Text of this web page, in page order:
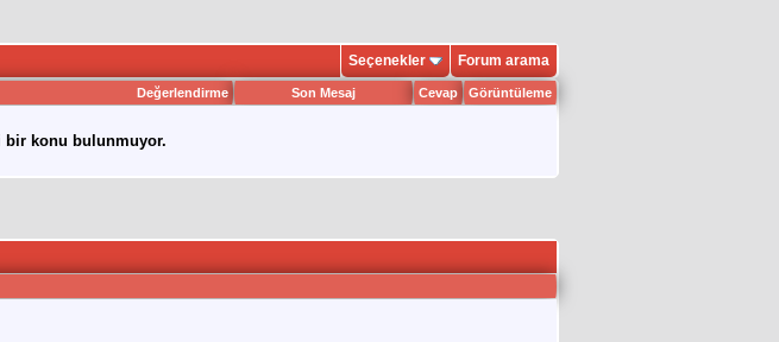
Seçenekler Forum arama
Değerlendirme Son Mesaj Cevap Görüntüleme
bir konu bulunmuyor.